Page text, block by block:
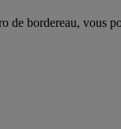
de bordereau, vous